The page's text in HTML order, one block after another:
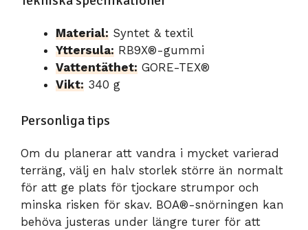
Material: Syntet & textil
Yttersula: RB9X®-gummi
Vattentäthet: GORE-TEX®
Vikt: 340 g
Personliga tips
Om du planerar att vandra i mycket varierad
terräng, välj en halv storlek större än normalt
för att ge plats för tjockare strumpor och
minska risken för skav. BOA®-snörningen kan
behöva justeras under längre turer för att